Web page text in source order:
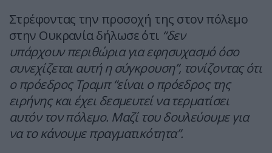
Στρέφοντας την προσοχή της στον πόλεμο
στην Ουκρανία δήλωσε ότι “δεν
υπάρχουν περιθώρια για εφησυχασμό όσο
συνεχίζεται αυτή η σύγκρουση”, τονίζοντας ότι
ο πρόεδρος Τραμπ “είναι ο πρόεδρος της
ειρήνης και έχει δεσμευτεί να τερματίσει
αυτόν τον πόλεμο. Μαζί του δουλεύουμε για
να το κάνουμε πραγματικότητα”.